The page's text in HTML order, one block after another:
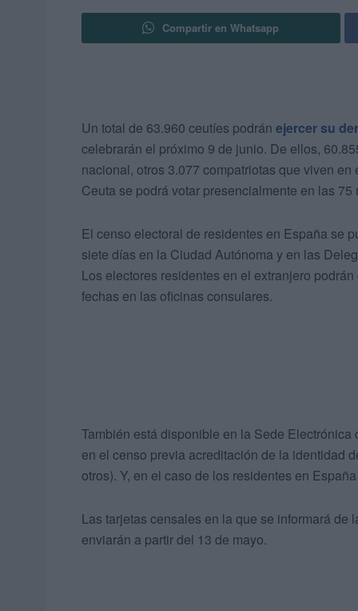
Compartir en Whatsapp
Un total de 63.960 ceutíes podrán ejercer su
celebrarán el próximo 9 de junio. De ellos,
nacional, otros 3.077 compatriotas que viven
Ceuta se podrá votar presencialmente en las
El censo electoral de residentes en España se
siete días en la Ciudad Autónoma y en las
Los electores residentes en el extranjero
fechas en las oficinas consulares.
También está disponible en la Sede Electrónica
en el censo previa acreditación de la identidad
otros). Y, en el caso de los residentes en
Las tarjetas censales en la que se informará
enviarán a partir del 13 de mayo.